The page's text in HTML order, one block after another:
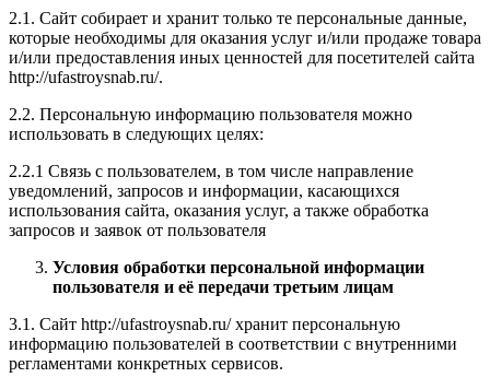
2.1. Сайт собирает и хранит только те персональные данные,
которые необходимы для оказания услуг и/или продаже товара
и/или предоставления иных ценностей для посетителей сайта
http://ufastroysnab.ru/.
2.2. Персональную информацию пользователя можно
использовать в следующих целях:
2.2.1 Связь с пользователем, в том числе направление
уведомлений, запросов и информации, касающихся
использования сайта, оказания услуг, а также обработка
запросов и заявок от пользователя
Условия обработки персональной информации
пользователя и её передачи третьим лицам
3.1. Сайт http://ufastroysnab.ru/ хранит персональную
информацию пользователей в соответствии с внутренними
регламентами конкретных сервисов.